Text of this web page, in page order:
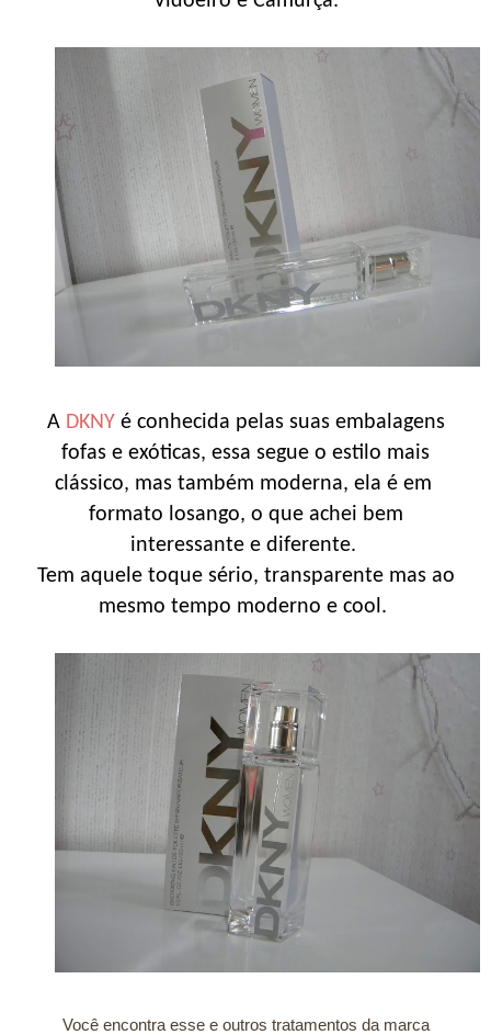
A DKNYé conhecida pelas suas embalagens
fofas e exóticas, essa segue o estilo mais
clássico, mas também moderna, ela é em
formato losango, o que achei bem
interessante e diferente.
Tem aquele toque sério, transparente mas ao
mesmo tempo moderno e cool.
Você encontra esse e outros tratamentos da marca